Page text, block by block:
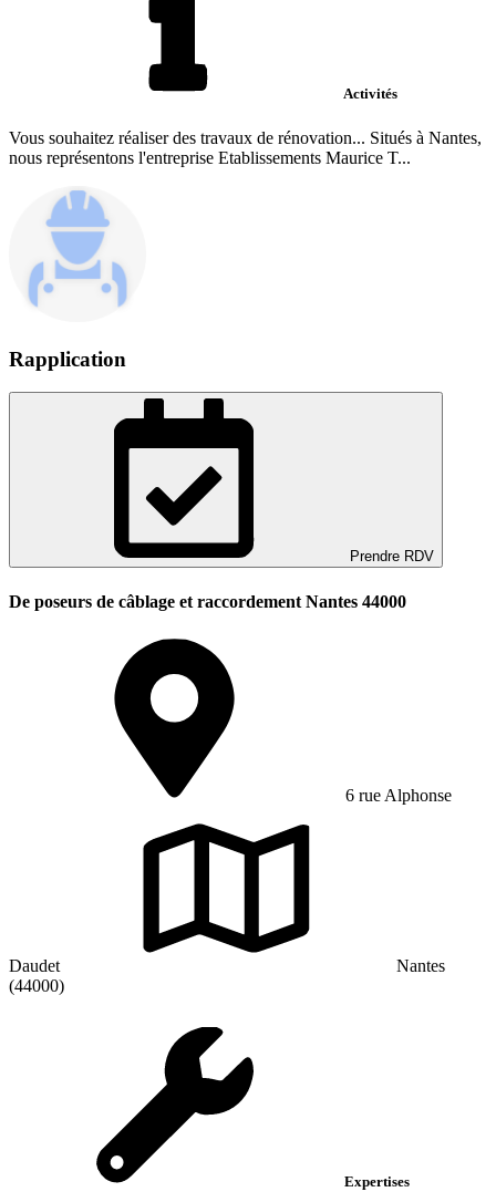
Activités
Vous souhaitez réaliser des travaux de rénovation... Situés à Nantes,
nous représentons l'entreprise Etablissements Maurice T...
Rapplication
Prendre RDV
De poseurs de câblage et raccordement Nantes 44000
6 rue Alphonse
Daudet
Nantes
(44000)
Expertises